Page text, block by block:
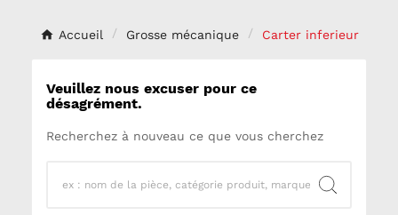
Accueil Grosse mécanique Carter inferieur
Veuillez nous excuser pour ce
désagrément.
Recherchez à nouveau ce que vous cherchez